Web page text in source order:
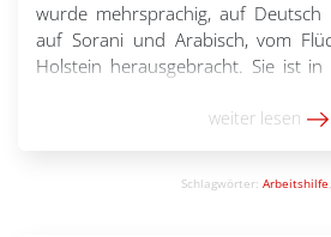
wurde mehrsprachig, auf
auf Sorani und Arabisch, vom
Holstein herausgebracht. Sie ist
für Flüchtlings-, Asyl-, und
weiter lesen
Schlagwörter: Arbeitshilfe,